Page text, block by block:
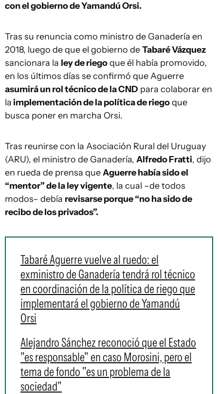
con el gobierno de Yamandú Orsi.
Tras su renuncia como ministro de Ganadería en
2018, luego de que el gobierno deTabaré Vázquez
sancionara la ley de riegoque él había promovido,
en los últimos días se confirmó que Aguerre
asumirá un rol técnico de la CND para colaborar en
la implementación de la política de riegoque
busca poner en marcha Orsi.
Tras reunirse con la Asociación Rural del Uruguay
(ARU), el ministro de Ganadería, Alfredo Fratti, dijo
en rueda de prensa queAguerre había sido el
“mentor” de la ley vigente, la cual –de todos
modos– debía revisarse porque “no ha sido de
recibo de los privados”.
Tabaré Aguerre vuelve al ruedo: el
exministro de Ganadería tendrá rol técnico
en coordinación de la política de riego que
implementará el gobierno de Yamandú
Orsi
Alejandro Sánchez reconoció que el Estado
"es responsable" en caso Morosini, pero el
tema de fondo "es un problema de la
sociedad"